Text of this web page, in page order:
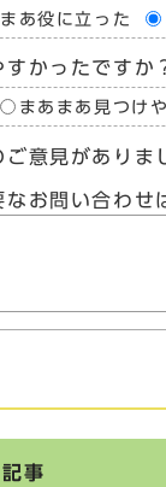
あ役に立った
かったですか
まあまあ見つけ
意見がありま
なお問い合わ
事